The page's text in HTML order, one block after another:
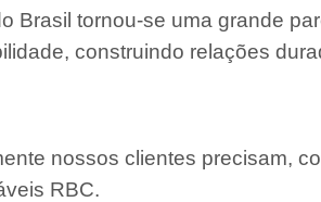
Brasil tornou-se uma grande
construindo relações
nossos clientes precisam,
RBC.